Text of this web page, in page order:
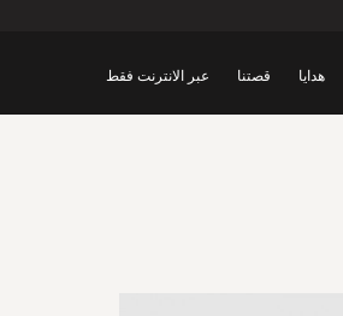
هدايا قصتنا عبر الانترنت فقط